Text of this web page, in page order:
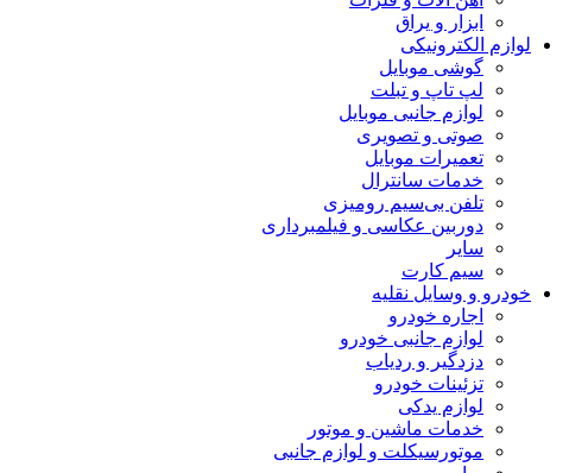
ابزار و یراق
لوازم الکترونیکی
گوشی موبایل
لپ تاپ و تبلت
لوازم جانبی موبایل
صوتی و تصویری
تعمیرات موبایل
خدمات سانترال
تلفن بی‌سیم رومیزی
دوربین عکاسی و فیلمبرداری
سایر
سیم کارت
خودرو و وسایل نقلیه
اجاره خودرو
لوازم جانبی خودرو
دزدگیر و ردیاب
تزئینات خودرو
لوازم یدکی
خدمات ماشین و موتور
موتورسیکلت و لوازم جانبی